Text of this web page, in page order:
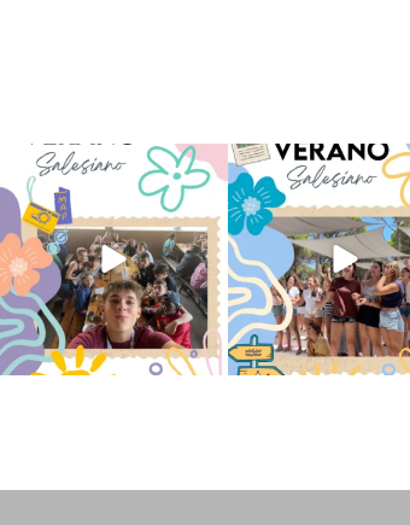
viviendo la alegría en el
campamento Caravio...
91 2
Que bonito todo lo que
en el campamento...
251 2